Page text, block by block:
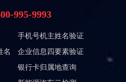
995-9993
手机号机主姓名验证
名
企业信息四要素验证
银行卡归属地查询